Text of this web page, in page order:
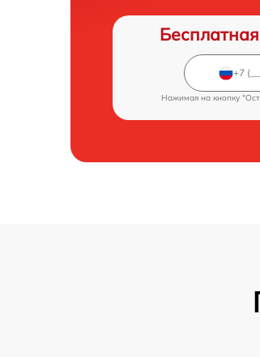
Нажимая на кнопку